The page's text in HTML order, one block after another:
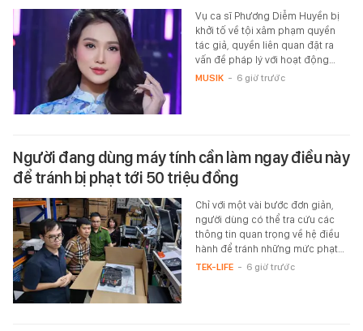
Vụ ca sĩ Phương Diễm Huyền bị
khởi tố về tội xâm phạm quyền
tác giả, quyền liên quan đặt ra
vấn đề pháp lý với hoạt động…
MUSIK - 6 giờ trước
Người đang dùng máy tính cần làm ngay điều này
để tránh bị phạt tới 50 triệu đồng
Chỉ với một vài bước đơn giản,
người dùng có thể tra cứu các
thông tin quan trọng về hệ điều
hành để tránh những mức phạt…
TEK-LIFE - 6 giờ trước